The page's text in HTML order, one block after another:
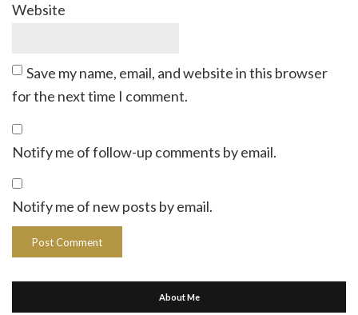
Website
Save my name, email, and website in this browser
for the next time I comment.
Notify me of follow-up comments by email.
Notify me of new posts by email.
About Me